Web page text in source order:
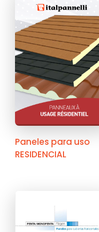
Paneles para uso
RESIDENCIAL